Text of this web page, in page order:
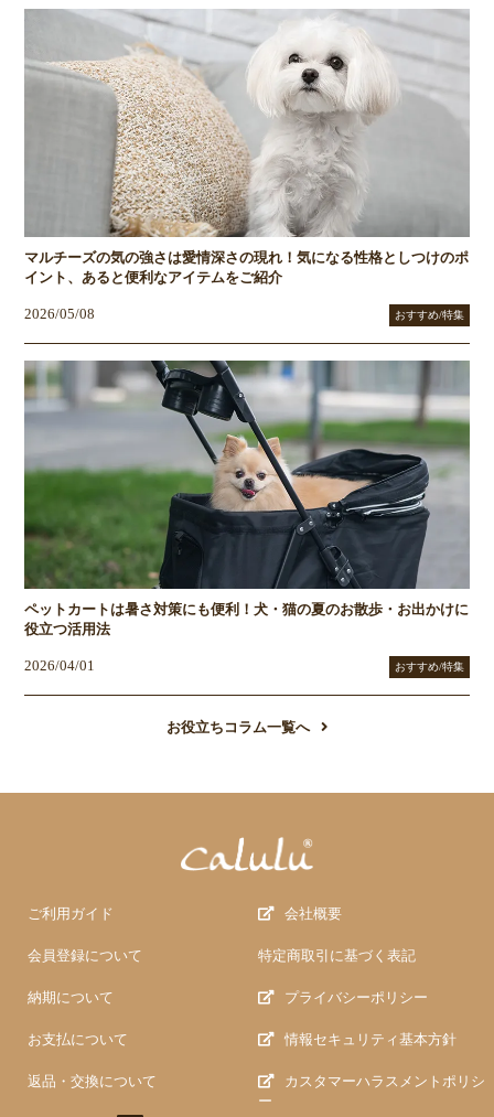
マルチーズの気の強さは愛情深さの現れ！気になる性格としつけのポ
イント、あると便利なアイテムをご紹介
2026/05/08 おすすめ/特集
ペットカートは暑さ対策にも便利！犬・猫の夏のお散歩・お出かけに
役立つ活用法
2026/04/01 おすすめ/特集
お役立ちコラム一覧へ
ご利用ガイド
会員登録について
納期について
お支払について
返品・交換について
会社概要
特定商取引に基づく表記
プライバシーポリシー
情報セキュリティ基本方針
カスタマーハラスメントポリシ
ー